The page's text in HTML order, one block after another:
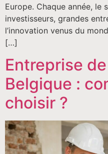
Europe. Chaque année, le
investisseurs, grandes
l’innovation venus du
[…]
Entreprise
Belgique :
choisir ?